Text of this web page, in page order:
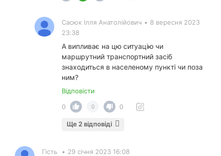
Сасюк Ілля Анатолійович • 8 вересня 2023
23:38
А випливає на цю ситуацію чи
маршрутний транспортний засіб
знаходиться в населеному пункті чи поза
ним?
Відповісти
0
0 0
Ще 2 відповіді
Гість • 29 січня 2023 16:08